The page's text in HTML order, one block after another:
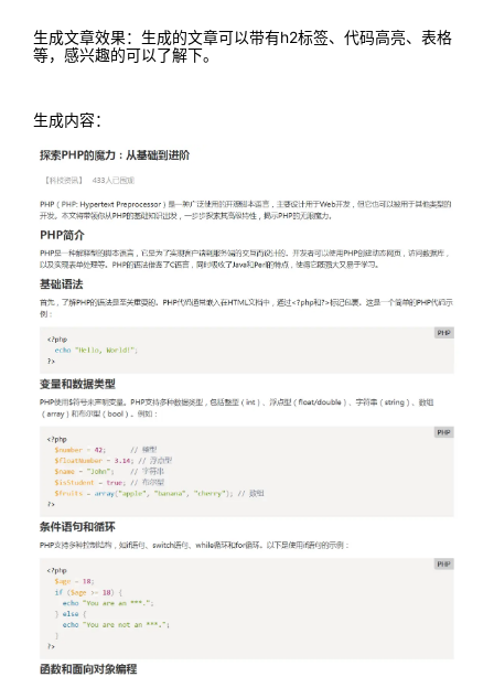
生成文章效果：生成的文章可以带有h2标签、代码高亮、表格
等，感兴趣的可以了解下。
生成内容：